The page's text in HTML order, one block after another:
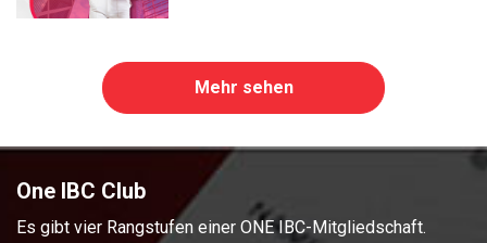
Mehr sehen
One IBC Club
Es gibt vier Rangstufen einer ONE IBC-Mitgliedschaft.